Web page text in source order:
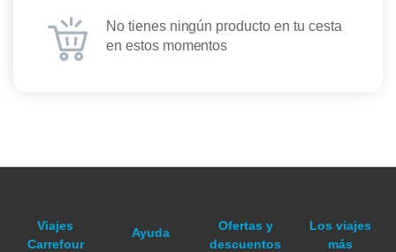
No tienes ningún producto en tu cesta
en estos momentos
Viajes
Carrefour
Ayuda
Ofertas y
descuentos
Los viajes
más